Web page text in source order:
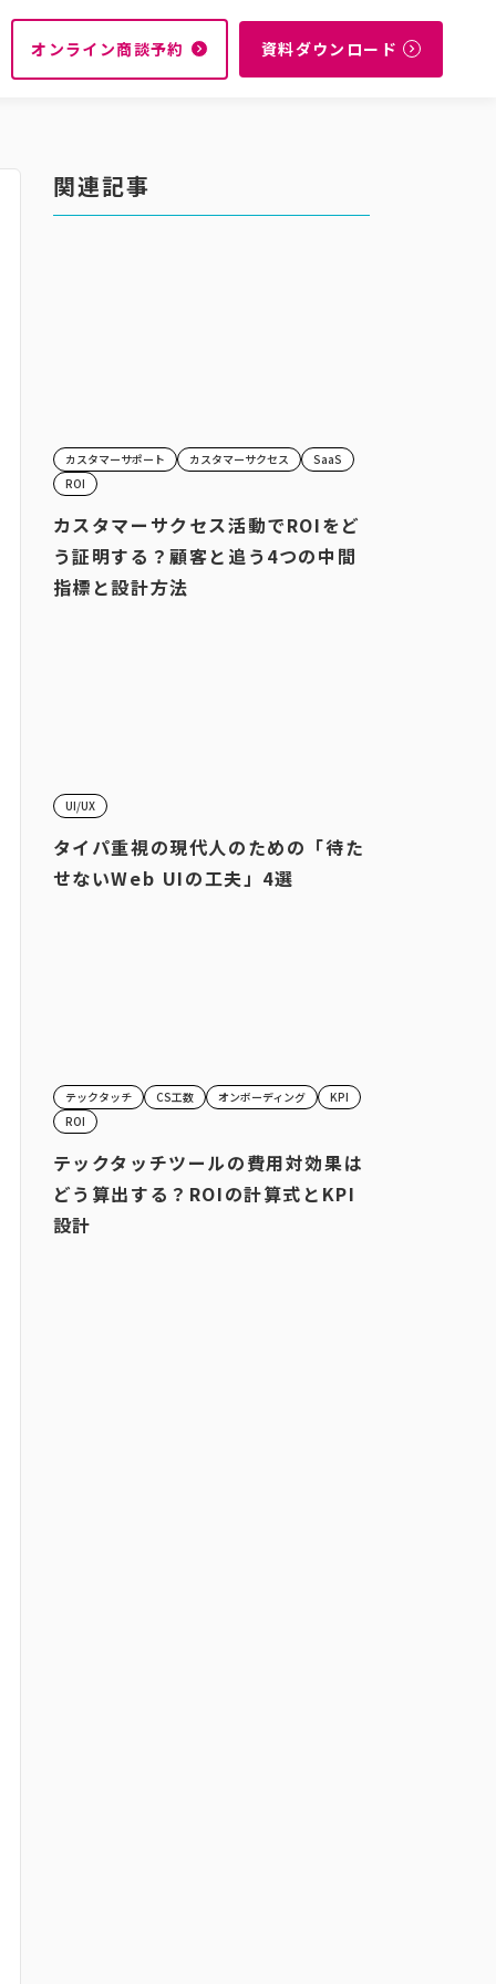
オンライン商談予約 navigate_next 資料ダウンロード navigate_next
関連記事
カスタマーサポート カスタマーサクセス
SaaS
ROI
カスタマーサクセス活動でROIをど
う証明する？顧客と追う4つの中間
指標と設計方法
UI/UX
タイパ重視の現代人のための「待た
せないWeb UIの工夫」4選
テックタッチ CS工数 オンボーディング
KPI
ROI
テックタッチツールの費用対効果は
どう算出する？ROIの計算式とKPI
設計